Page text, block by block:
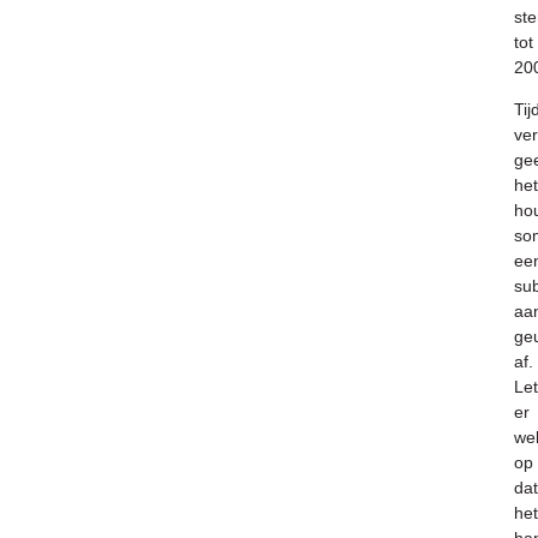
tot
het
af.
Let
er
wel
op
dat
het